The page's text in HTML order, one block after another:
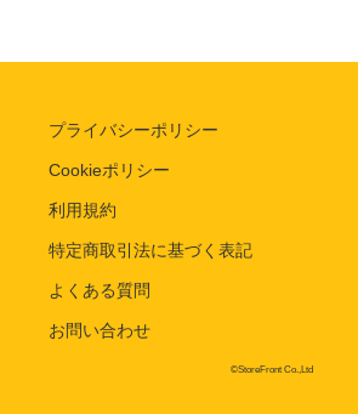
プライバシーポリシー
Cookieポリシー
利用規約
特定商取引法に基づく表記
よくある質問
お問い合わせ
©StoreFront Co.,Ltd